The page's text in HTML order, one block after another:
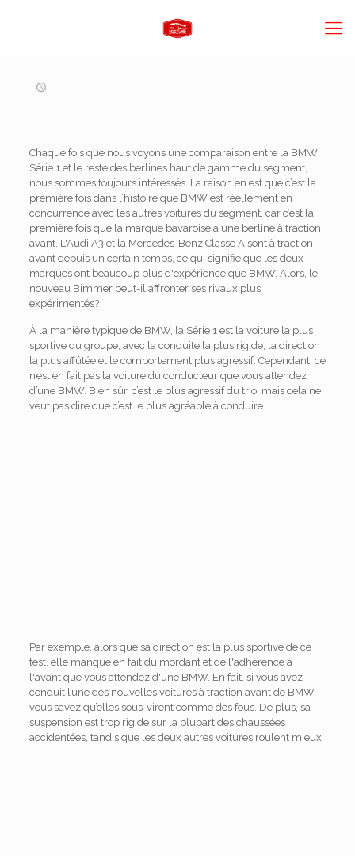
Chaque fois que nous voyons une comparaison entre la BMW
Série 1 et le reste des berlines haut de gamme du segment,
nous sommes toujours intéressés. La raison en est que c’est la
première fois dans l’histoire que BMW est réellement en
concurrence avec les autres voitures du segment, car c’est la
première fois que la marque bavaroise a une berline à traction
avant. L'Audi A3 et la Mercedes-Benz Classe A sont à traction
avant depuis un certain temps, ce qui signifie que les deux
marques ont beaucoup plus d'expérience que BMW. Alors, le
nouveau Bimmer peut-il affronter ses rivaux plus
expérimentés?
À la manière typique de BMW, la Série 1 est la voiture la plus
sportive du groupe, avec la conduite la plus rigide, la direction
la plus affûtée et le comportement plus agressif. Cependant, ce
n’est en fait pas la voiture du conducteur que vous attendez
d’une BMW. Bien sûr, c’est le plus agressif du trio, mais cela ne
veut pas dire que c’est le plus agréable à conduire.
Par exemple, alors que sa direction est la plus sportive de ce
test, elle manque en fait du mordant et de l'adhérence à
l'avant que vous attendez d'une BMW. En fait, si vous avez
conduit l’une des nouvelles voitures à traction avant de BMW,
vous savez qu’elles sous-virent comme des fous. De plus, sa
suspension est trop rigide sur la plupart des chaussées
accidentées, tandis que les deux autres voitures roulent mieux.